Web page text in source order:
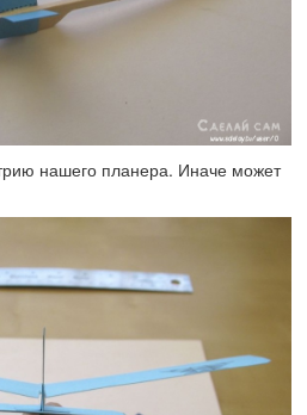
нашего планера. Иначе может